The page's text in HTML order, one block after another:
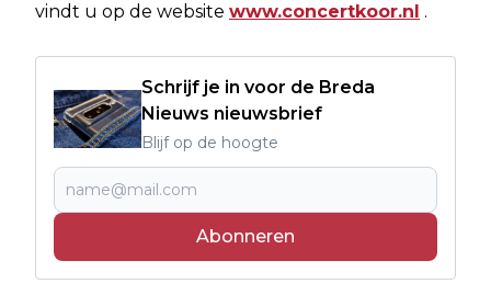
vindt u op de website www.concertkoor.nl .
Schrijf je in voor de Breda
Nieuws nieuwsbrief
Blijf op de hoogte
Abonneren